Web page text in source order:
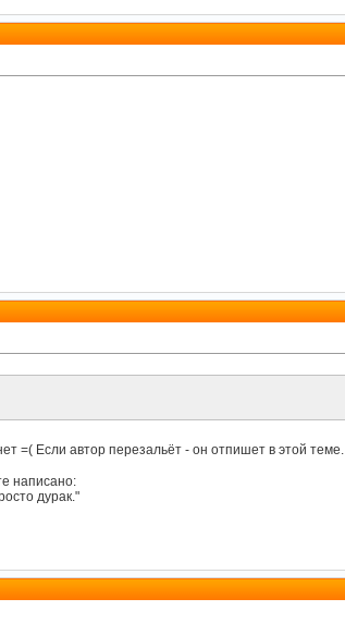
=( Если автор перезальёт - он отпишет в этой теме.
написано:
дурак."